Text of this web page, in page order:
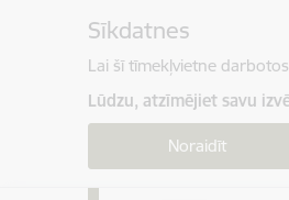
Sīkdatnes
Lai šī tīmekļvietne
Lūdzu, atzīmējiet savu
Noraidīt